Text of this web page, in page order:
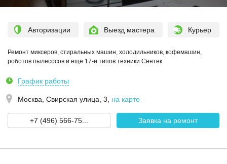
Авторизации Выезд мастера Курьер
Ремонт миксеров, стиральных машин, холодильников, кофемашин,
роботов пылесосов и еще 17-и типов техники Сентек
График работы
Москва, Свирская улица, 3 на карте
+7 (496) 566-75... Заявка на ремонт